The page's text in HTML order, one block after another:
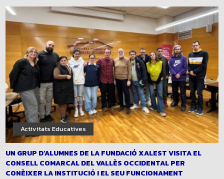
UN GRUP D’ALUMNES DE LA FUNDACIÓ XALEST VISITA EL
CONSELL COMARCAL DEL VALLÈS OCCIDENTAL PER
CONÈIXER LA INSTITUCIÓ I EL SEU FUNCIONAMENT
Activitats Educatives